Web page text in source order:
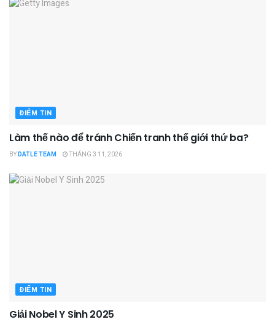
ĐIỂM TIN
Làm thế nào để tránh Chiến tranh thế giới thứ ba?
BYDATLE TEAM THÁNG 3 11, 2026
ĐIỂM TIN
Giải Nobel Y Sinh 2025